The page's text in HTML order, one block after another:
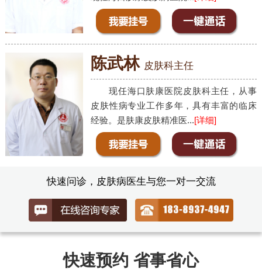
陈武林 皮肤科主任
现任海口肤康医院皮肤科主任，从事
皮肤性病专业工作多年，具有丰富的临床
经验。是肤康皮肤精准医...[详细]
快速问诊，皮肤病医生与您一对一交流
快速预约 省事省心